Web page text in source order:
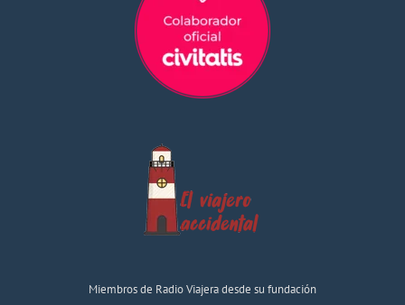
Miembros de Radio Viajera desde su fundación